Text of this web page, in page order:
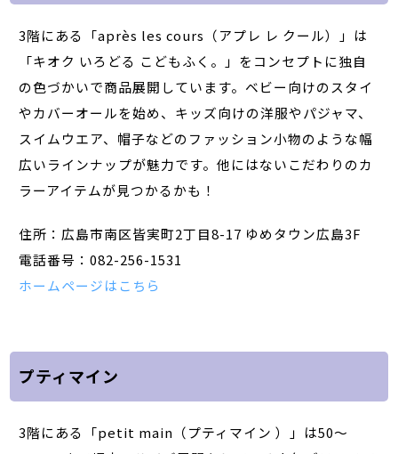
3階にある「après les cours（アプレ レ クール）」は
「キオク いろどる こどもふく。」をコンセプトに独自
の色づかいで商品展開しています。ベビー向けのスタイ
やカバーオールを始め、キッズ向けの洋服やパジャマ、
スイムウエア、帽子などのファッション小物のような幅
広いラインナップが魅力です。他にはないこだわりのカ
ラーアイテムが見つかるかも！
住所：広島市南区皆実町2丁目8-17 ゆめタウン広島3F
電話番号：082-256-1531
ホームページはこちら
プティマイン
3階にある「petit main（プティマイン ）」は50～